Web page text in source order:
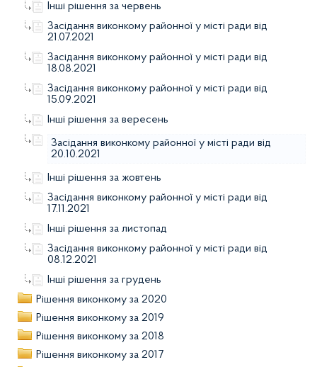
Інші рішення за червень
Засідання виконкому районної у місті ради від
21.07.2021
Засідання виконкому районної у місті ради від
18.08.2021
Засідання виконкому районної у місті ради від
15.09.2021
Інші рішення за вересень
Засідання виконкому районної у місті ради від
20.10.2021
Інші рішення за жовтень
Засідання виконкому районної у місті ради від
17.11.2021
Інші рішення за листопад
Засідання виконкому районної у місті ради від
08.12.2021
Інші рішення за грудень
Рішення виконкому за 2020
Рішення виконкому за 2019
Рішення виконкому за 2018
Рішення виконкому за 2017